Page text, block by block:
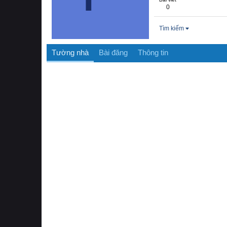
0
Tìm kiếm
Tường nhà Bài đăng Thông tin